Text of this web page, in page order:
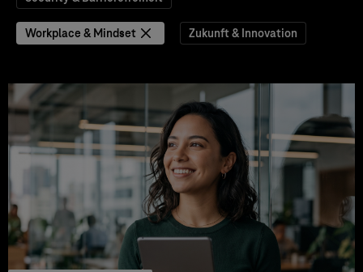
Workplace & Mindset Zukunft & Innovation